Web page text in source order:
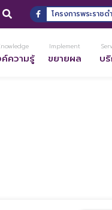
โครงการพระราช
ความรู้
Implement
ขยายผล บ